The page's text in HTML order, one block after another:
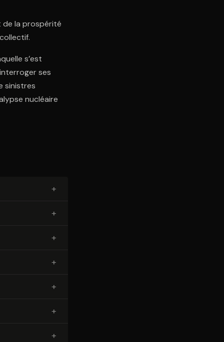
de la prospérité
s’est
ses
sinistres
nucléaire
+
+
+
+
+
+
+